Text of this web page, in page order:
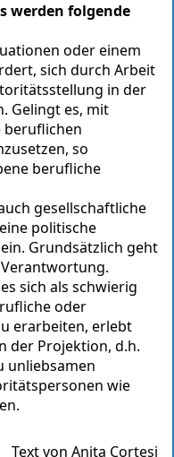
werden folgende
oder einem
sich durch Arbeit
in der
Gelingt es, mit
beruflichen
so
berufliche
gesellschaftliche
politische
Grundsätzlich geht
sich als schwierig
oder
erarbeiten, erlebt
der Projektion, d.h.
unliebsamen
wie
Text von Anita Cortesi